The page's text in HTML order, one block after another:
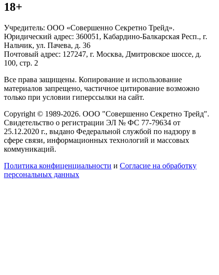
18+
Учредитель: ООО «Совершенно Секретно Трейд».
Юридический адрес: 360051, Кабардино-Балкарская Респ., г.
Нальчик, ул. Пачева, д. 36
Почтовый адрес: 127247, г. Москва, Дмитровское шоссе, д.
100, стр. 2
Все права защищены. Копирование и использование
материалов запрещено, частичное цитирование возможно
только при условии гиперссылки на сайт.
Copyright © 1989-2026. ООО "Совершенно Секретно Трейд".
Свидетельство о регистрации ЭЛ № ФС 77-79634 от
25.12.2020 г., выдано Федеральной службой по надзору в
сфере связи, информационных технологий и массовых
коммуникаций.
Политика конфиценциальности и Согласие на обработку
персональных данных